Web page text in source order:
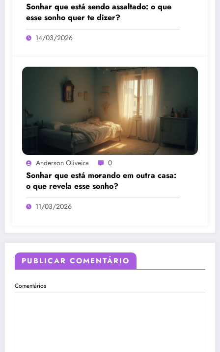
Sonhar que está sendo assaltado: o que
esse sonho quer te dizer?
14/03/2026
Anderson Oliveira 0
Sonhar que está morando em outra casa:
o que revela esse sonho?
11/03/2026
PUBLICAR COMENTÁRIO
Comentários